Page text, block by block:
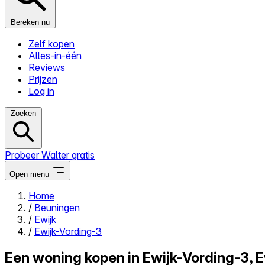
Bereken nu
Zelf kopen
Alles-in-één
Reviews
Prijzen
Log in
Zoeken
Probeer Walter gratis
Open menu
Close menu
Home
/ Beuningen
/ Ewijk
/ Ewijk-Vording-3
Een woning kopen in Ewijk-Vording-3,